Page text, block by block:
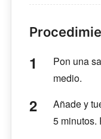
Pon una
medio.
Añade y
5 minutos.